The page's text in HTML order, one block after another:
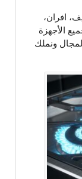
افران،
الأجهزة
ونملك